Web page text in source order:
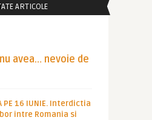
ARTICOLE
avea… nevoie de
PE 16 IUNIE. Interdictia
intre Romania si